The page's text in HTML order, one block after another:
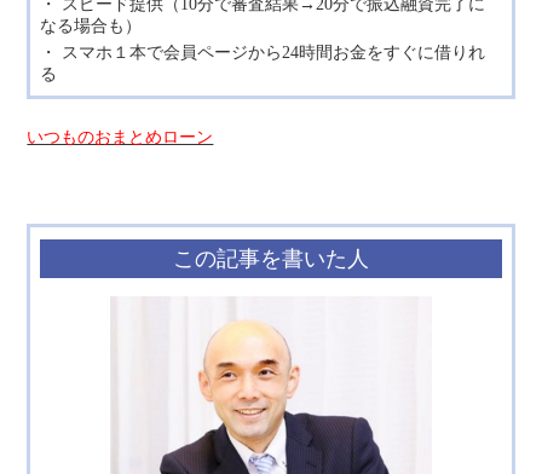
スピード提供（10分で審査結果→20分で振込融資完了に
なる場合も）
スマホ１本で会員ページから24時間お金をすぐに借りれ
る
いつものおまとめローン
この記事を書いた人